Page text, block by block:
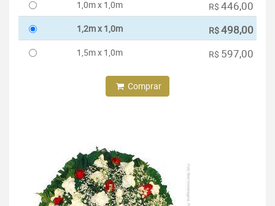
1,0m x 1,0m R$ 446,00
1,2m x 1,0m R$498,00
1,5m x 1,0m R$ 597,00
Comprar